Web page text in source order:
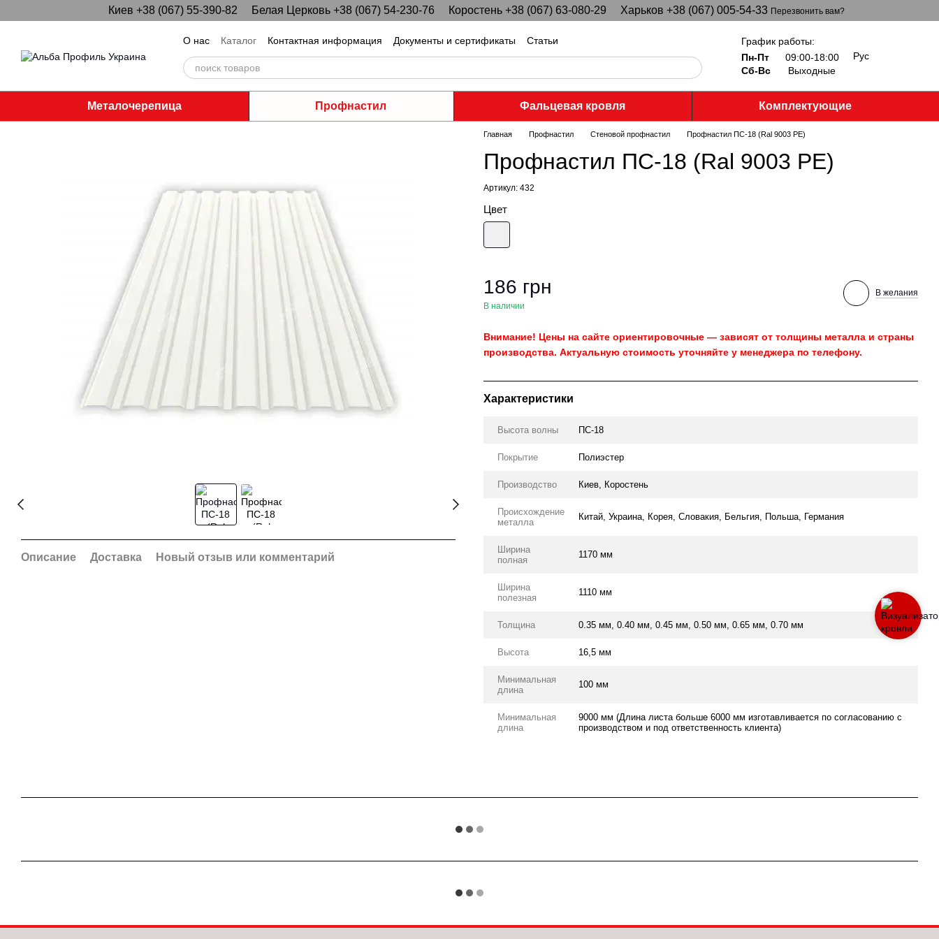
Перейти к основному контентуКиев +38 (067) 55-390-82 Белая Церковь +38 (067) 54-230-76 Коростень +38 (067) 63-080-29 Харьков +38 (067) 005-54-33 Перезвонить вам?
О нас Каталог Контактная информация Документы и сертификаты Статьи
График работы:
Пн-Пт
09:00-18:00
Сб-Вс
Выходные
Рус
Металочерепица Профнастил Фальцевая кровля Комплектующие
Описание Доставка Новый отзыв или комментарий
Главная Профнастил Стеновой профнастил Профнастил ПС-18 (Ral 9003 PE)
Профнастил ПС-18 (Ral 9003 PE)
Артикул: 432
Цвет
186 грн
В наличии
В желания
Внимание! Цены на сайте ориентировочные — зависят от толщины металла и страны
производства. Актуальную стоимость уточняйте у менеджера по телефону.
Характеристики
Высота волны ПС-18
Покрытие Полиэстер
Производство Киев, Коростень
Происхождение
металла
Китай, Украина, Корея, Словакия, Бельгия, Польша, Германия
Ширина
полная
1170 мм
Ширина
полезная
1110 мм
Толщина 0.35 мм, 0.40 мм, 0.45 мм, 0.50 мм, 0.65 мм, 0.70 мм
Высота 16,5 мм
Минимальная
длина
100 мм
Минимальная
длина
9000 мм (Длина листа больше 6000 мм изготавливается по согласованию с
производством и под ответственность клиента)